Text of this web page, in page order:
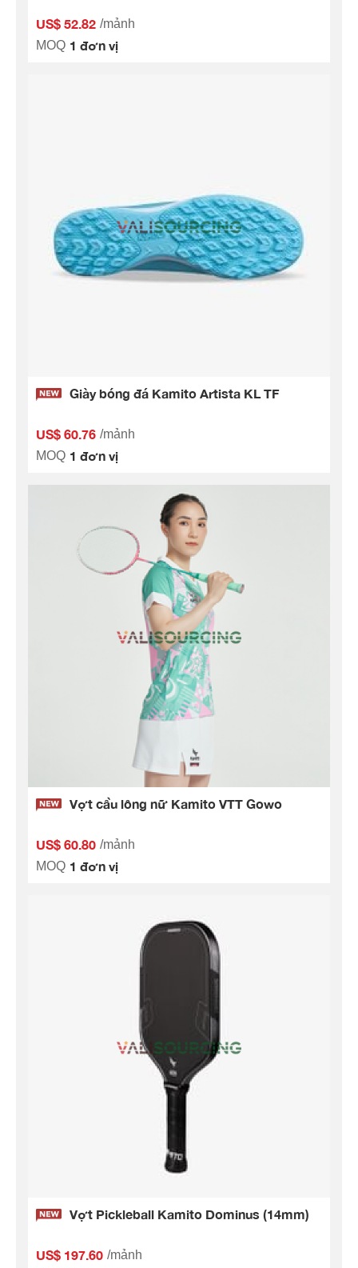
US$ 52.82 /mảnh
MOQ 1 đơn vị
Giày bóng đá Kamito Artista KL TF
US$ 60.76 /mảnh
MOQ 1 đơn vị
Vợt cầu lông nữ Kamito VTT Gowo
US$ 60.80 /mảnh
MOQ 1 đơn vị
Vợt Pickleball Kamito Dominus (14mm)
US$ 197.60 /mảnh